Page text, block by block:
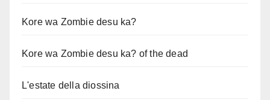
Kore wa Zombie desu ka?
Kore wa Zombie desu ka? of the dead
L'estate della diossina